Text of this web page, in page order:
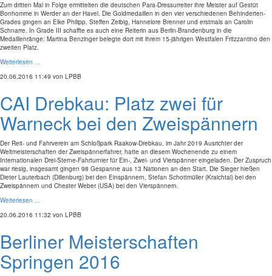
Zum dritten Mal in Folge ermittelten die deutschen Para-Dressurreiter ihre Meister auf Gestüt
Bonhomme in Werder an der Havel. Die Goldmedaillen in den vier verschiedenen Behinderten-
Grades gingen an Elke Philipp, Steffen Zeibig, Hannelore Brenner und erstmals an Carolin
Schnarre. In Grade III schaffte es auch eine Reiterin aus Berlin-Brandenburg in die
Medaillenränge: Martina Benzinger belegte dort mit ihrem 15-jährigen Westfalen Fritzzantino den
zweiten Platz.
Weiterlesen …
20.06.2016 11:49 von LPBB
CAI Drebkau: Platz zwei für
Warneck bei den Zweispännern
Der Reit- und Fahrverein am Schloßpark Raakow-Drebkau, im Jahr 2019 Ausrichter der
Weltmeisterschaften der Zweispännerfahrer, hatte an diesem Wochenende zu einem
Internationalen Drei-Sterne-Fahrturnier für Ein-, Zwei- und Vierspänner eingeladen. Der Zuspruch
war riesig, insgesamt gingen 98 Gespanne aus 13 Nationen an den Start. Die Sieger hießen
Dieter Lauterbach (Dillenburg) bei den Einspännern, Stefan Schottmüller (Kraichtal) bei den
Zweispännern und Chester Weber (USA) bei den Vierspännern.
Weiterlesen …
20.06.2016 11:32 von LPBB
Berliner Meisterschaften
Springen 2016